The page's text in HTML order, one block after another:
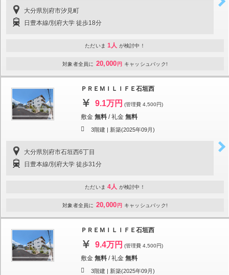
大分県別府市汐見町
日豊本線/別府大学 徒歩18分
ただいま 1人 が検討中！
対象者全員に 20,000 円 キャッシュバック!
ＰＲＥＭＩＬＩＦＥ石垣西
9.1万円 (管理費 4,500円)
敷金 無料 /礼金 無料
3階建 | 新築(2025年09月)
大分県別府市石垣西6丁目
日豊本線/別府大学 徒歩31分
ただいま 4人 が検討中！
対象者全員に 20,000 円 キャッシュバック!
ＰＲＥＭＩＬＩＦＥ石垣西
9.4万円 (管理費 4,500円)
敷金 無料 /礼金 無料
3階建 | 新築(2025年09月)